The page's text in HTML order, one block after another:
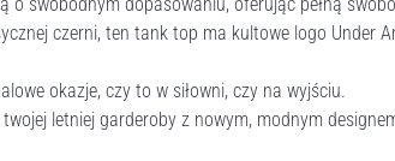
czerni, ten tank top ma kultowe logo Under
okazje, czy to w siłowni, czy na wyjściu.
letniej garderoby z nowym, modnym